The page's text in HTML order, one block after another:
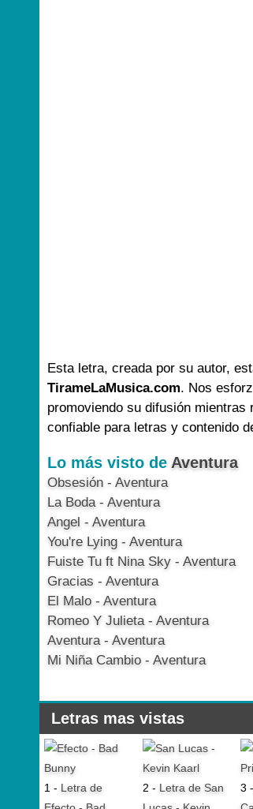
Esta letra, creada por su autor,
TirameLaMusica.com. Nos
promoviendo su difusión
confiable para letras y contenido
Lo más visto de Aventura
Obsesión - Aventura
La Boda - Aventura
Angel - Aventura
You're Lying - Aventura
Fuiste Tu ft Nina Sky - Aventura
Gracias - Aventura
El Malo - Aventura
Romeo Y Julieta - Aventura
Aventura - Aventura
Mi Niña Cambio - Aventura
Letras mas vistas
1 - Letra de
2 - Letra de San
3 -